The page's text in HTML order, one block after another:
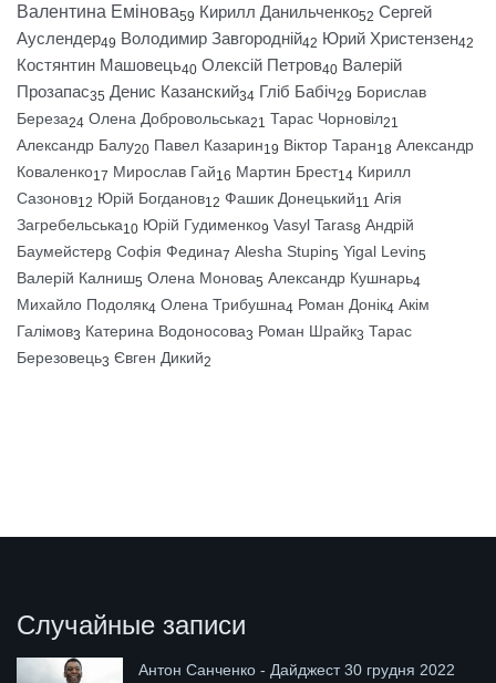
Валентина Емінова59 Кирилл Данильченко52 Сергей
Ауслендер49 Володимир Завгородній42 Юрий Христензен42
Костянтин Машовець40 Олексій Петров40 Валерій
Прозапас35 Денис Казанский34 Гліб Бабіч29 Борислав
Береза24 Олена Добровольська21 Тарас Чорновіл21
Александр Балу20 Павел Казарин19 Віктор Таран18 Александр
Коваленко17 Мирослав Гай16 Мартин Брест14 Кирилл
Сазонов12 Юрій Богданов12 Фашик Донецький11 Агія
Загребельська10 Юрій Гудименко9 Vasyl Taras8 Андрій
Баумейстер8 Софія Федина7 Alesha Stupin5 Yigal Levin5
Валерій Калниш5 Олена Монова5 Александр Кушнарь4
Михайло Подоляк4 Олена Трибушна4 Роман Донік4 Акім
Галімов3 Катерина Водоносова3 Роман Шрайк3 Тарас
Березовець3 Євген Дикий2
Случайные записи
Антон Санченко - Дайджест 30 грудня 2022